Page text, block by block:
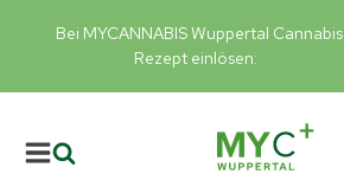
Bei MYCANNABIS Wuppertal Cannabis
Rezept einlösen: